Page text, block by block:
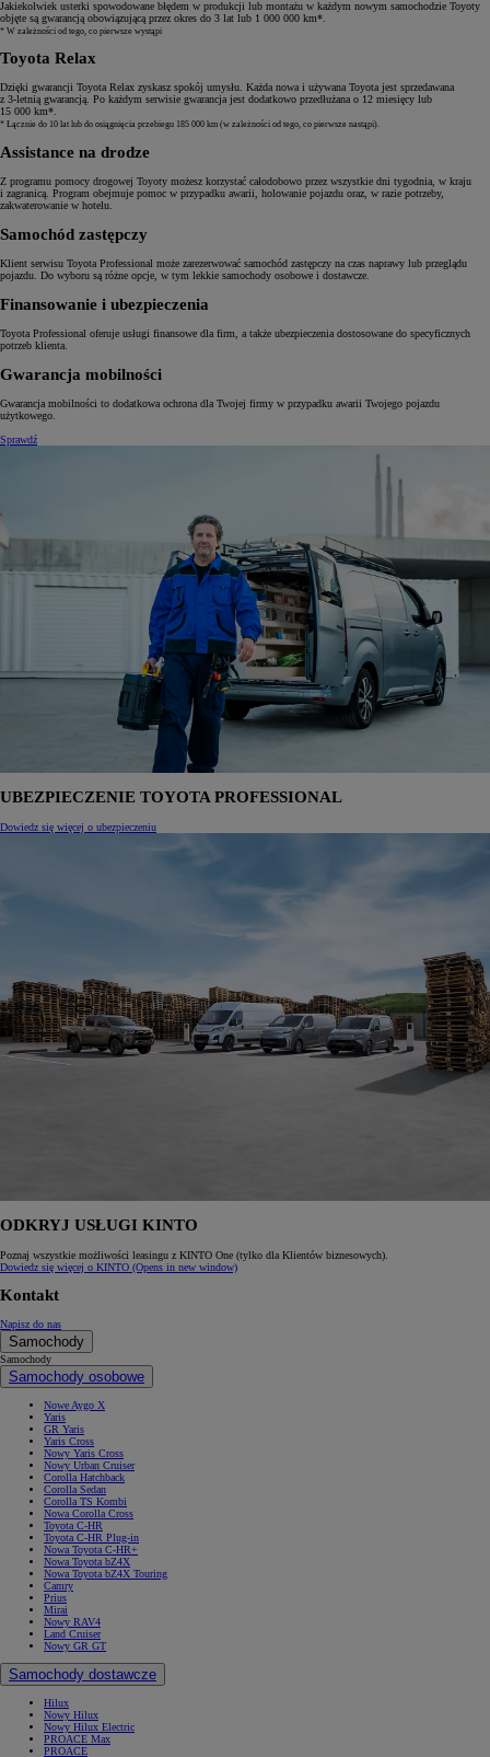
Jakiekolwiek usterki spowodowane błędem w produkcji lub montażu w każdym nowym samochodzie Toyoty
objęte są gwarancją obowiązującą przez okres do 3 lat lub 1 000 000 km*.
* W zależności od tego, co pierwsze wystąpi
Toyota Relax
Dzięki gwarancji Toyota Relax zyskasz spokój umysłu. Każda nowa i używana Toyota jest sprzedawana
z 3‑letnią gwarancją. Po każdym serwisie gwarancja jest dodatkowo przedłużana o 12 miesięcy lub
15 000 km*.
* Łącznie do 10 lat lub do osiągnięcia przebiegu 185 000 km (w zależności od tego, co pierwsze nastąpi).
Assistance na drodze
Z programu pomocy drogowej Toyoty możesz korzystać całodobowo przez wszystkie dni tygodnia, w kraju
i zagranicą. Program obejmuje pomoc w przypadku awarii, holowanie pojazdu oraz, w razie potrzeby,
zakwaterowanie w hotelu.
Samochód zastępczy
Klient serwisu Toyota Professional może zarezerwować samochód zastępczy na czas naprawy lub przeglądu
pojazdu. Do wyboru są różne opcje, w tym lekkie samochody osobowe i dostawcze.
Finansowanie i ubezpieczenia
Toyota Professional oferuje usługi finansowe dla firm, a także ubezpieczenia dostosowane do specyficznych
potrzeb klienta.
Gwarancja mobilności
Gwarancja mobilności to dodatkowa ochrona dla Twojej firmy w przypadku awarii Twojego pojazdu
użytkowego.
Sprawdź
UBEZPIECZENIE TOYOTA PROFESSIONAL
Dowiedz się więcej o ubezpieczeniu
ODKRYJ USŁUGI KINTO
Poznaj wszystkie możliwości leasingu z KINTO One (tylko dla Klientów biznesowych).
Dowiedz się więcej o KINTO (Opens in new window)
Kontakt
Napisz do nas
Samochody
Samochody
Samochody osobowe
Nowe Aygo X
Yaris
GR Yaris
Yaris Cross
Nowy Yaris Cross
Nowy Urban Cruiser
Corolla Hatchback
Corolla Sedan
Corolla TS Kombi
Nowa Corolla Cross
Toyota C-HR
Toyota C-HR Plug-in
Nowa Toyota C-HR+
Nowa Toyota bZ4X
Nowa Toyota bZ4X Touring
Camry
Prius
Mirai
Nowy RAV4
Land Cruiser
Nowy GR GT
Samochody dostawcze
Hilux
Nowy Hilux
Nowy Hilux Electric
PROACE Max
PROACE